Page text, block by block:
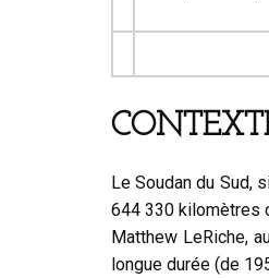
Le Soudan du Sud,
644 330 kilomètres
Matthew LeRiche,
longue durée (de